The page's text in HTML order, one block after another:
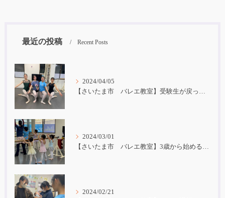
最近の投稿 Recent Posts
2024/04/05
【さいたま市 バレエ教室】受験生が戻ってきました！
2024/03/01
【さいたま市 バレエ教室】3歳から始めるバレエ
2024/02/21